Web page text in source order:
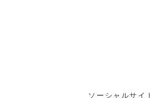
ソーシャルサイ